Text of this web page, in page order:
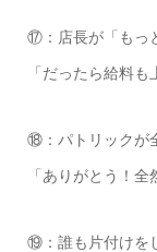
⑰：店長が「もっ
「だったら給料も
⑱：パトリックが
「ありがとう！全
⑲：誰も片付けを